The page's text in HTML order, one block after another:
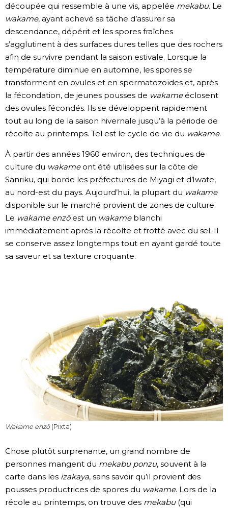
découpée qui ressemble à une vis, appelée mekabu. Le
wakame, ayant achevé sa tâche d’assurer sa
descendance, dépérit et les spores fraîches
s’agglutinent à des surfaces dures telles que des rochers
afin de survivre pendant la saison estivale. Lorsque la
température diminue en automne, les spores se
transforment en ovules et en spermatozoïdes et, après
la fécondation, de jeunes pousses de wakameéclosent
des ovules fécondés. Ils se développent rapidement
tout au long de la saison hivernale jusqu’à la période de
récolte au printemps. Tel est le cycle de vie du wakame.
À partir des années 1960 environ, des techniques de
culture du wakameont été utilisées sur la côte de
Sanriku, qui borde les préfectures de Miyagi et d’Iwate,
au nord-est du pays. Aujourd’hui, la plupart du wakame
disponible sur le marché provient de zones de culture.
Le wakame enzôest un wakameblanchi
immédiatement après la récolte et frotté avec du sel. Il
se conserve assez longtemps tout en ayant gardé toute
sa saveur et sa texture croquante.
Wakame enzô(Pixta)
Chose plutôt surprenante, un grand nombre de
personnes mangent du mekabu ponzu, souvent à la
carte dans les izakaya, sans savoir qu’il provient des
pousses productrices de spores du wakame. Lors de la
récole au printemps, on trouve des mekabu(qui